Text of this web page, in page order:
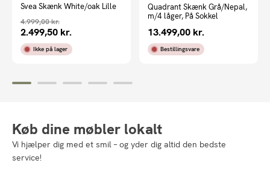
Svea Skænk White/oak Lille
4.999,00kr.
2.499,50 kr.
Ikke på lager
Quadrant Skænk Grå/Nepal,
m/4 låger, På Sokkel
13.499,00 kr.
Bestillingsvare
Køb dine møbler lokalt
Vi hjælper dig med et smil – og yder dig altid den bedste
service!